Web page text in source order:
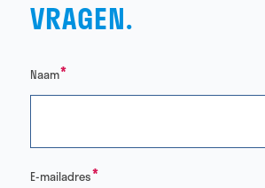
VRAGEN.
Naam*
E-mailadres*